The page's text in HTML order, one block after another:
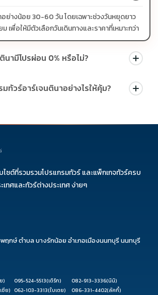
อย่างน้อย 30-60 วัน โดยเฉพาะช่วงวันหยุดยาว
เพื่อให้มีตัวเลือกวันเดินทางและราคาที่เหมาะกว่า
นามีโปรผ่อน 0% หรือไม่?
ผ่อน 0% หรือโปรโมชั่นบัตรเครดิตตามเงื่อนไขที่
รถดูสัญลักษณ์โปรโมชั่นในรายการทัวร์แต่ละ
มทัวร์อาร์เจนตินาอย่างไรให้คุ้ม?
ยบจากราคาต่ำสุดเพียงอย่างเดียว
ไซต์ที่รวมรวมโปรแกรมทัวร์ และแพ็กเกจทัวร์ครบ
ทศและทัวร์ต่างประเทศ ง่ายๆ
พฤกษ์ ตำบล บางรักน้อย อำเภอเมืองนนทบุรี นนทบุรี
) 095-524-5513(เติร์ก) 082-913-3336(นินิ)
ซีย) 062-103-3313(ใบเตย) 086-331-4402(ลัคกี้)